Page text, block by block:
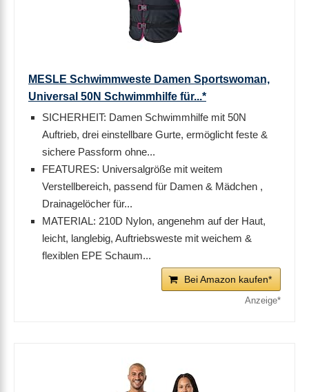
MESLE Schwimmweste Damen Sportswoman,
Universal 50N Schwimmhilfe für...*
SICHERHEIT: Damen Schwimmhilfe mit 50N
Auftrieb, drei einstellbare Gurte, ermöglicht feste &
sichere Passform ohne...
FEATURES: Universalgröße mit weitem
Verstellbereich, passend für Damen & Mädchen ,
Drainagelöcher für...
MATERIAL: 210D Nylon, angenehm auf der Haut,
leicht, langlebig, Auftriebsweste mit weichem &
flexiblen EPE Schaum...
Bei Amazon kaufen*